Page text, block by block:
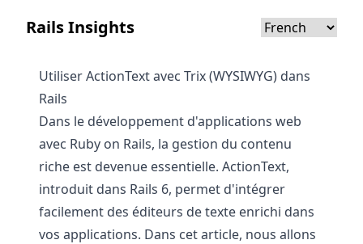
Rails Insights
Utiliser ActionText avec Trix (WYSIWYG) dans
Rails
Dans le développement d'applications web
avec Ruby on Rails, la gestion du contenu
riche est devenue essentielle. ActionText,
introduit dans Rails 6, permet d'intégrer
facilement des éditeurs de texte enrichi dans
vos applications. Dans cet article, nous allons